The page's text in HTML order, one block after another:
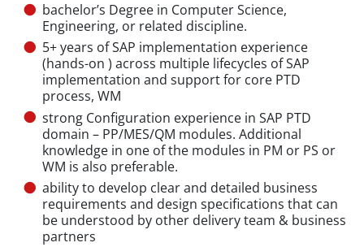
bachelor’s Degree in Computer Science,
Engineering, or related discipline.
5+ years of SAP implementation experience
(hands-on ) across multiple lifecycles of SAP
implementation and support for core PTD
process, WM
strong Configuration experience in SAP PTD
domain – PP/MES/QM modules. Additional
knowledge in one of the modules in PM or PS or
WM is also preferable.
ability to develop clear and detailed business
requirements and design specifications that can
be understood by other delivery team & business
partners